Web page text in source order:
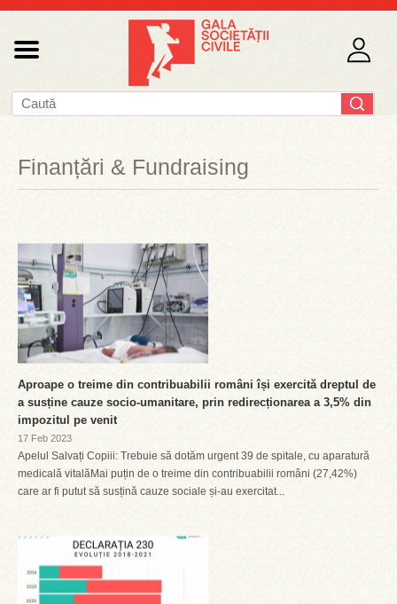
Finanțări & Fundraising
Aproape o treime din contribuabilii români își exercită dreptul de
a susține cauze socio-umanitare, prin redirecționarea a 3,5% din
impozitul pe venit
17 Feb 2023
Apelul Salvați Copiii: Trebuie să dotăm urgent 39 de spitale, cu aparatură
medicală vitalăMai puțin de o treime din contribuabilii români (27,42%)
care ar fi putut să susțină cauze sociale și-au exercitat...